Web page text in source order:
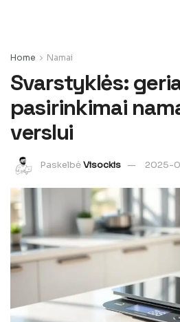
Home Namai
Svarstyklės:
pasirinkimai
verslui
PaskelbėVisockis 2025-